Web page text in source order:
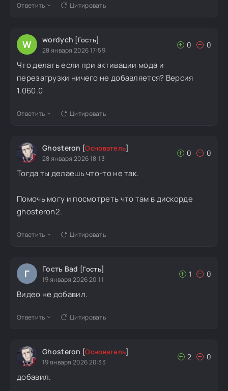
Ответить Цитировать
W wordych [Гость]
28 января 2026 17:59
0 0
Что делать если при активации мода и
перезагрузки ничего не добавляется? Версия
1.060.0
Ответить Цитировать
Ghosteron [Основатель]
28 января 2026 18:13
0 0
Тогда ты делаешь что-то не так.
Помочь могу и посмотреть что там в дискорде
ghosteron2.
Ответить Цитировать
Г Гость Bad [Гость]
19 января 2026 20:11
1 0
Видео не добавил.
Ответить Цитировать
Ghosteron [Основатель]
19 января 2026 20:33
2 0
добавил.